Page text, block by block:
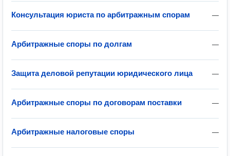
—
Консультация юриста по арбитражным спорам
—
Арбитражные споры по долгам
—
Защита деловой репутации юридического лица
—
Арбитражные споры по договорам поставки
—
Арбитражные налоговые споры